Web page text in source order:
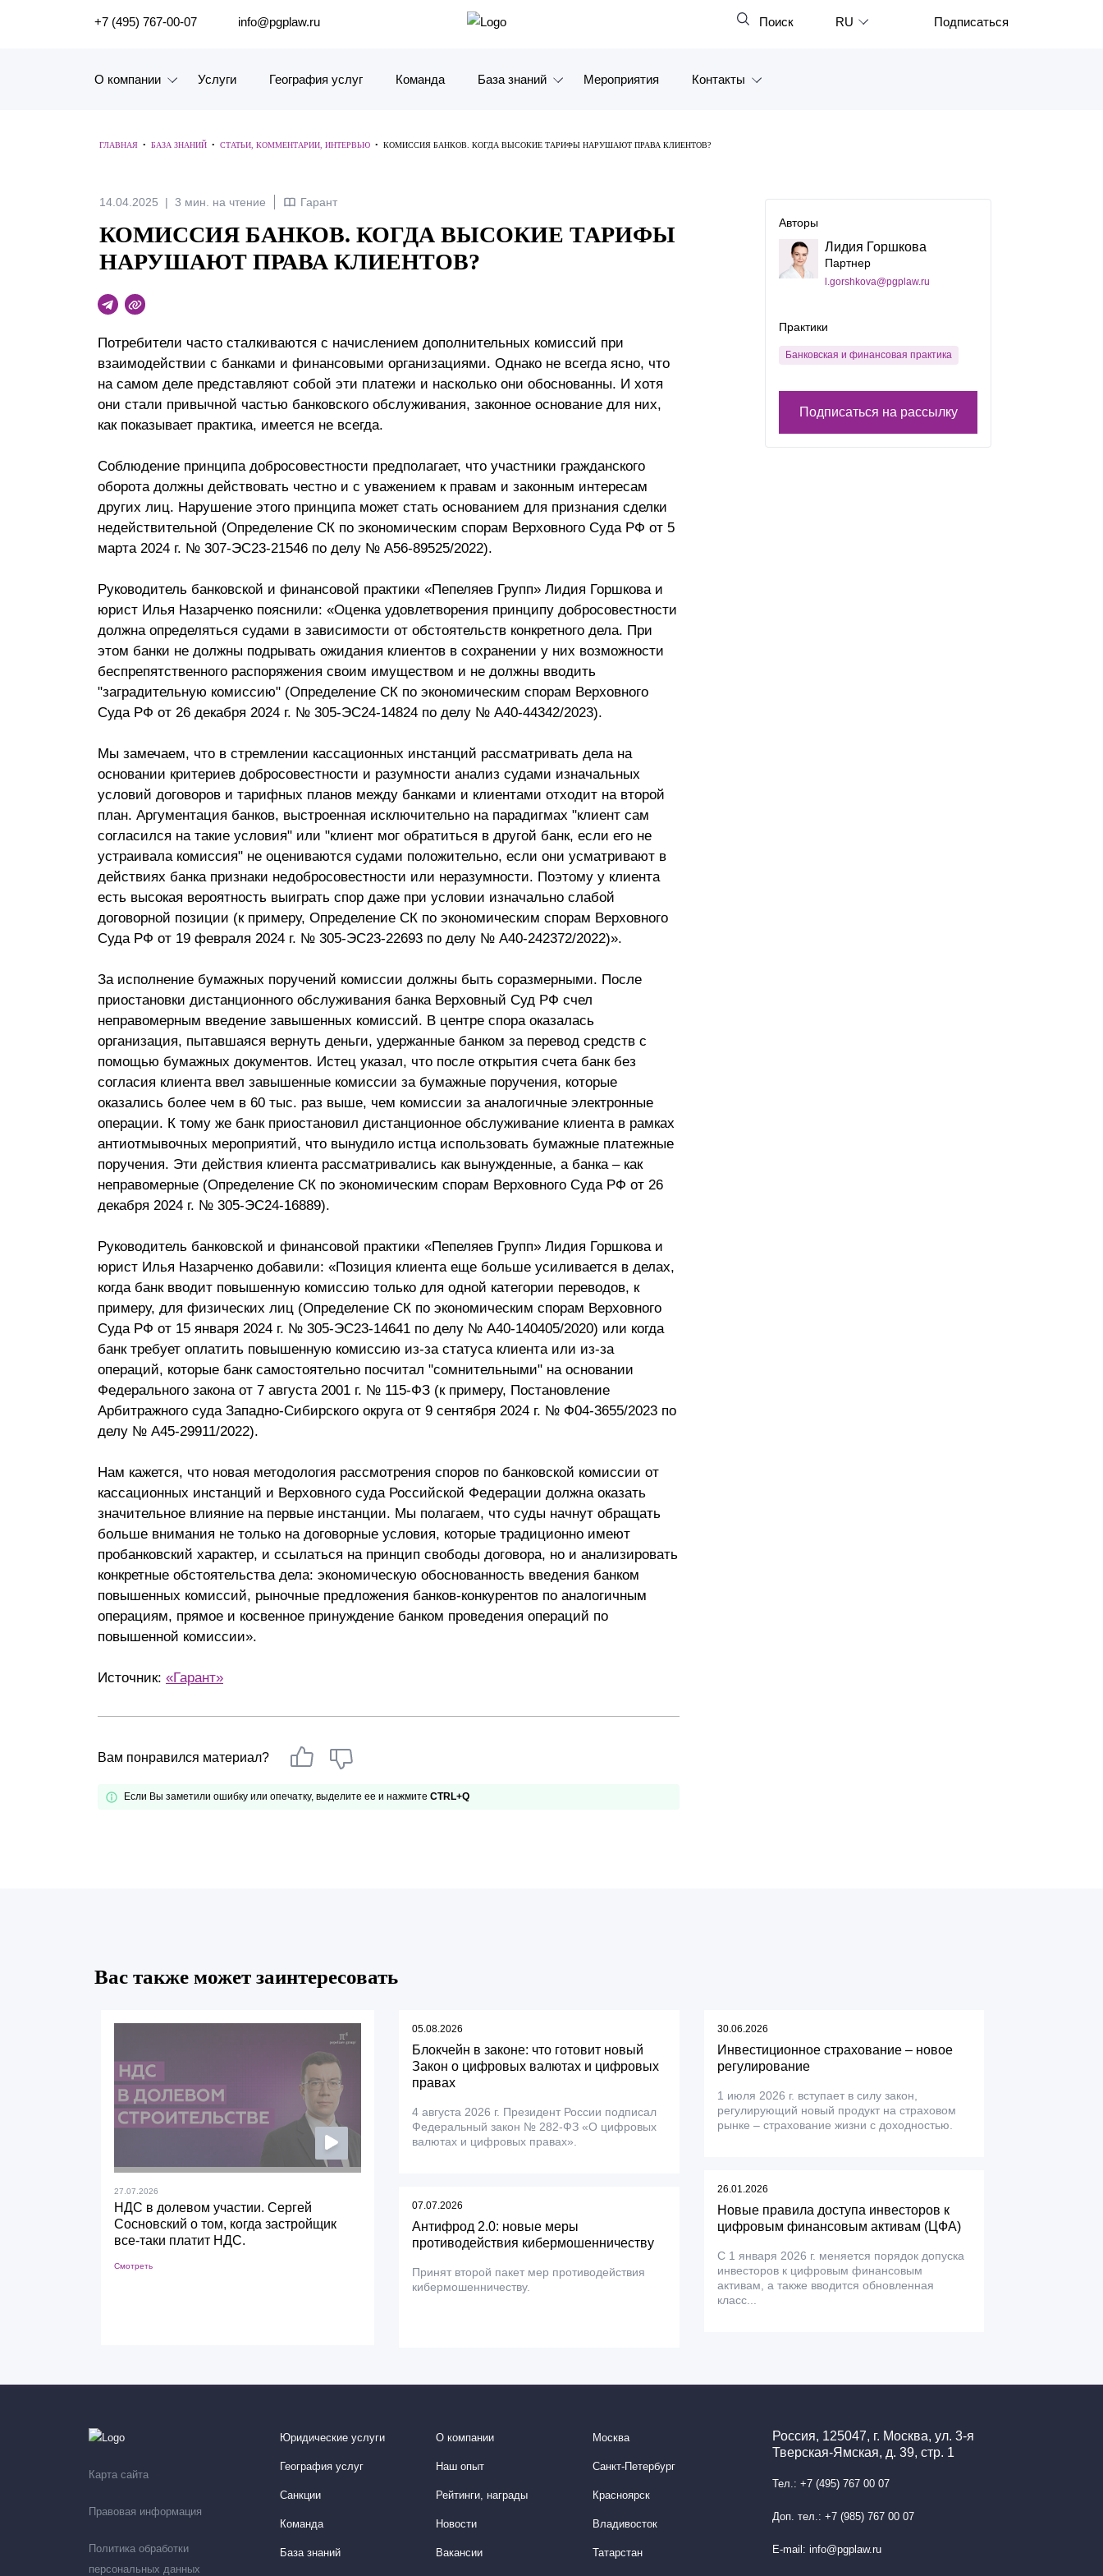
ПОИСК ПО САЙТУ Закрыть
+7 (495) 767-00-07 info@pgplaw.ru Поиск RU
Français
日本語
Подписаться
О компании
Наш опыт
Рейтинги, Награды, Цифры
Карьера
История компании
Почему «Пепеляев Групп»?
Обращение Управляющего
Социальная
ответственность
Услуги География услуг Команда База знаний
Видео
Антикризисный инфопортал
Презентации экспертов
Мероприятия Контакты
ГЛАВНАЯ • БАЗА ЗНАНИЙ • СТАТЬИ, КОММЕНТАРИИ, ИНТЕРВЬЮ • КОМИССИЯ БАНКОВ. КОГДА ВЫСОКИЕ ТАРИФЫ НАРУШАЮТ ПРАВА КЛИЕНТОВ?
14.04.2025 3 мин. на чтение Гарант
КОМИССИЯ БАНКОВ. КОГДА ВЫСОКИЕ ТАРИФЫ
НАРУШАЮТ ПРАВА КЛИЕНТОВ?
Потребители часто сталкиваются с начислением дополнительных комиссий при
взаимодействии с банками и финансовыми организациями. Однако не всегда ясно, что
на самом деле представляют собой эти платежи и насколько они обоснованны. И хотя
они стали привычной частью банковского обслуживания, законное основание для них,
как показывает практика, имеется не всегда.
Соблюдение принципа добросовестности предполагает, что участники гражданского
оборота должны действовать честно и с уважением к правам и законным интересам
других лиц. Нарушение этого принципа может стать основанием для признания сделки
недействительной (Определение СК по экономическим спорам Верховного Суда РФ от 5
марта 2024 г. № 307-ЭС23-21546 по делу № А56-89525/2022).
Руководитель банковской и финансовой практики «Пепеляев Групп» Лидия Горшкова и
юрист Илья Назарченко пояснили: «Оценка удовлетворения принципу добросовестности
должна определяться судами в зависимости от обстоятельств конкретного дела. При
этом банки не должны подрывать ожидания клиентов в сохранении у них возможности
беспрепятственного распоряжения своим имуществом и не должны вводить
"заградительную комиссию" (Определение СК по экономическим спорам Верховного
Суда РФ от 26 декабря 2024 г. № 305-ЭС24-14824 по делу № А40-44342/2023).
Мы замечаем, что в стремлении кассационных инстанций рассматривать дела на
основании критериев добросовестности и разумности анализ судами изначальных
условий договоров и тарифных планов между банками и клиентами отходит на второй
план. Аргументация банков, выстроенная исключительно на парадигмах "клиент сам
согласился на такие условия" или "клиент мог обратиться в другой банк, если его не
устраивала комиссия" не оцениваются судами положительно, если они усматривают в
действиях банка признаки недобросовестности или неразумности. Поэтому у клиента
есть высокая вероятность выиграть спор даже при условии изначально слабой
договорной позиции (к примеру, Определение СК по экономическим спорам Верховного
Суда РФ от 19 февраля 2024 г. № 305-ЭС23-22693 по делу № А40-242372/2022)».
За исполнение бумажных поручений комиссии должны быть соразмерными. После
приостановки дистанционного обслуживания банка Верховный Суд РФ счел
неправомерным введение завышенных комиссий. В центре спора оказалась
организация, пытавшаяся вернуть деньги, удержанные банком за перевод средств с
помощью бумажных документов. Истец указал, что после открытия счета банк без
согласия клиента ввел завышенные комиссии за бумажные поручения, которые
оказались более чем в 60 тыс. раз выше, чем комиссии за аналогичные электронные
операции. К тому же банк приостановил дистанционное обслуживание клиента в рамках
антиотмывочных мероприятий, что вынудило истца использовать бумажные платежные
поручения. Эти действия клиента рассматривались как вынужденные, а банка – как
неправомерные (Определение СК по экономическим спорам Верховного Суда РФ от 26
декабря 2024 г. № 305-ЭС24-16889).
Руководитель банковской и финансовой практики «Пепеляев Групп» Лидия Горшкова и
юрист Илья Назарченко добавили: «Позиция клиента еще больше усиливается в делах,
когда банк вводит повышенную комиссию только для одной категории переводов, к
примеру, для физических лиц (Определение СК по экономическим спорам Верховного
Суда РФ от 15 января 2024 г. № 305-ЭС23-14641 по делу № А40-140405/2020) или когда
банк требует оплатить повышенную комиссию из-за статуса клиента или из-за
операций, которые банк самостоятельно посчитал "сомнительными" на основании
Федерального закона от 7 августа 2001 г. № 115-ФЗ (к примеру, Постановление
Арбитражного суда Западно-Сибирского округа от 9 сентября 2024 г. № Ф04-3655/2023 по
делу № А45-29911/2022).
Нам кажется, что новая методология рассмотрения споров по банковской комиссии от
кассационных инстанций и Верховного суда Российской Федерации должна оказать
значительное влияние на первые инстанции. Мы полагаем, что суды начнут обращать
больше внимания не только на договорные условия, которые традиционно имеют
пробанковский характер, и ссылаться на принцип свободы договора, но и анализировать
конкретные обстоятельства дела: экономическую обоснованность введения банком
повышенных комиссий, рыночные предложения банков-конкурентов по аналогичным
операциям, прямое и косвенное принуждение банком проведения операций по
повышенной комиссии».
Источник: «Гарант»
Вам понравился материал?
Если Вы заметили ошибку или опечатку, выделите ее и нажмите CTRL+Q
Авторы
Лидия Горшкова
Партнер
l.gorshkova@pgplaw.ru
Практики
Банковская и финансовая практика
Подписаться на рассылку
Вас также может заинтересовать
27.07.2026
НДС в долевом участии. Сергей
Сосновский о том, когда застройщик
все-таки платит НДС.
Смотреть
05.08.2026
Блокчейн в законе: что готовит новый
Закон о цифровых валютах и цифровых
правах
4 августа 2026 г. Президент России подписал
Федеральный закон № 282-ФЗ «О цифровых
валютах и цифровых правах».
07.07.2026
Антифрод 2.0: новые меры
противодействия кибермошенничеству
Принят второй пакет мер противодействия
кибермошенничеству.
30.06.2026
Инвестиционное страхование – новое
регулирование
1 июля 2026 г. вступает в силу закон,
регулирующий новый продукт на страховом
рынке – страхование жизни с доходностью.
26.01.2026
Новые правила доступа инвесторов к
цифровым финансовым активам (ЦФА)
С 1 января 2026 г. меняется порядок допуска
инвесторов к цифровым финансовым
активам, а также вводится обновленная
класс...
Карта сайта
Правовая информация
Политика обработки
персональных данных
Юридические услуги
География услуг
Санкции
Команда
База знаний
О компании
Наш опыт
Рейтинги, награды
Новости
Вакансии
Москва
Санкт-Петербург
Красноярск
Владивосток
Татарстан
Россия, 125047, г. Москва, ул. 3-я
Тверская-Ямская, д. 39, стр. 1
Тел.: +7 (495) 767 00 07
Доп. тел.: +7 (985) 767 00 07
E-mail: info@pgplaw.ru